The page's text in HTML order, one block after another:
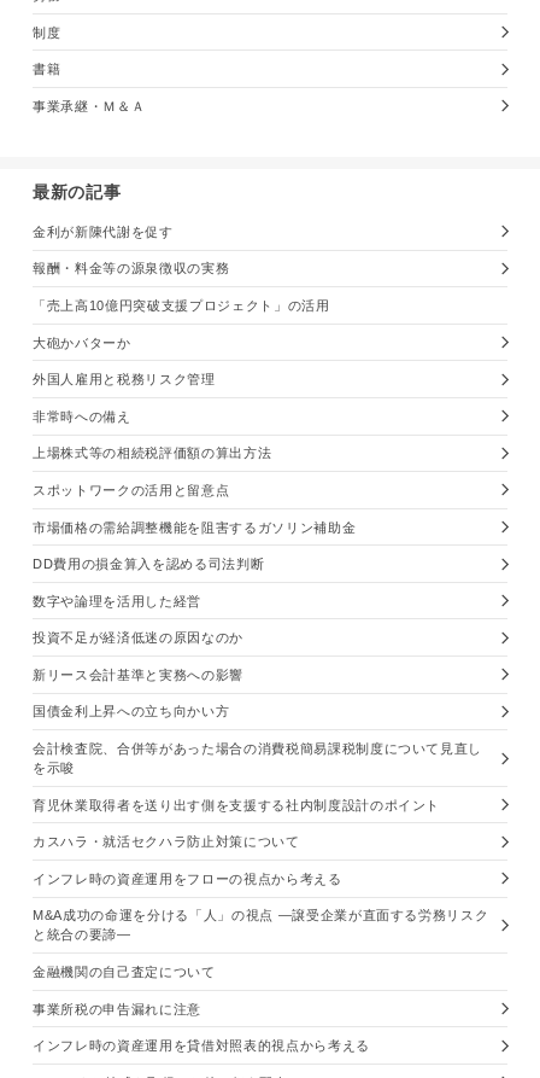
制度
書籍
事業承継・Ｍ＆Ａ
最新の記事
金利が新陳代謝を促す
報酬・料金等の源泉徴収の実務
「売上高10億円突破支援プロジェクト」の活用
大砲かバターか
外国人雇用と税務リスク管理
非常時への備え
上場株式等の相続税評価額の算出方法
スポットワークの活用と留意点
市場価格の需給調整機能を阻害するガソリン補助金
DD費用の損金算入を認める司法判断
数字や論理を活用した経営
投資不足が経済低迷の原因なのか
新リース会計基準と実務への影響
国債金利上昇への立ち向かい方
会計検査院、合併等があった場合の消費税簡易課税制度について見直し
を示唆
育児休業取得者を送り出す側を支援する社内制度設計のポイント
カスハラ・就活セクハラ防止対策について
インフレ時の資産運用をフローの視点から考える
M&A成功の命運を分ける「人」の視点 —譲受企業が直面する労務リスク
と統合の要諦—
金融機関の自己査定について
事業所税の申告漏れに注意
インフレ時の資産運用を貸借対照表的視点から考える